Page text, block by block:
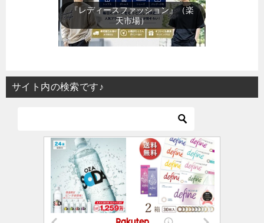
『レディースファッション』（楽
天市場）
サイト内の検索です♪